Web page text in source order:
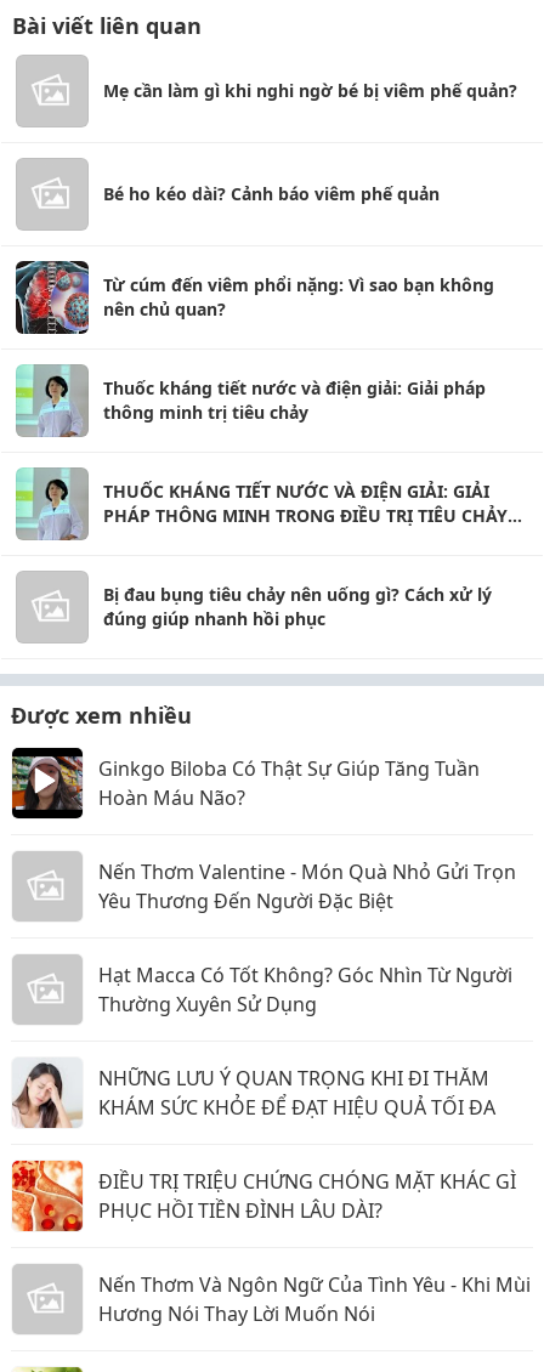
Bài viết liên quan
Mẹ cần làm gì khi nghi ngờ bé bị viêm phế quản?
Bé ho kéo dài? Cảnh báo viêm phế quản
Từ cúm đến viêm phổi nặng: Vì sao bạn không
nên chủ quan?
Thuốc kháng tiết nước và điện giải: Giải pháp
thông minh trị tiêu chảy
THUỐC KHÁNG TIẾT NƯỚC VÀ ĐIỆN GIẢI: GIẢI
PHÁP THÔNG MINH TRONG ĐIỀU TRỊ TIÊU CHẢY
Bị đau bụng tiêu chảy nên uống gì? Cách xử lý
đúng giúp nhanh hồi phục
Được xem nhiều
Ginkgo Biloba Có Thật Sự Giúp Tăng Tuần
Hoàn Máu Não?
Nến Thơm Valentine - Món Quà Nhỏ Gửi Trọn
Yêu Thương Đến Người Đặc Biệt
Hạt Macca Có Tốt Không? Góc Nhìn Từ Người
Thường Xuyên Sử Dụng
NHỮNG LƯU Ý QUAN TRỌNG KHI ĐI THĂM
KHÁM SỨC KHỎE ĐỂ ĐẠT HIỆU QUẢ TỐI ĐA
ĐIỀU TRỊ TRIỆU CHỨNG CHÓNG MẶT KHÁC GÌ
PHỤC HỒI TIỀN ĐÌNH LÂU DÀI?
Nến Thơm Và Ngôn Ngữ Của Tình Yêu - Khi Mùi
Hương Nói Thay Lời Muốn Nói